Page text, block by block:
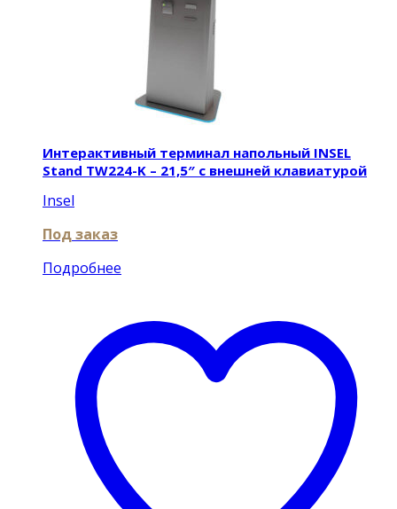
Интерактивный терминал напольный INSEL
Stand TW224-K – 21,5″ с внешней клавиатурой
Insel
Под заказ
Подробнее